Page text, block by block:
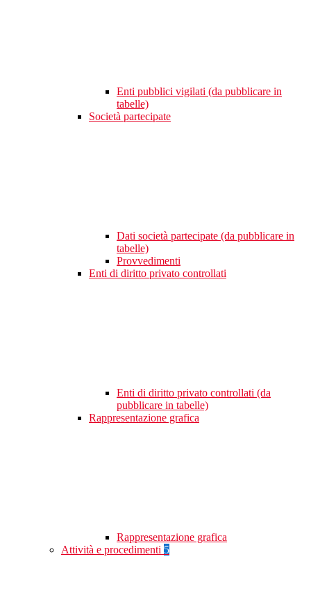
Enti pubblici vigilati (da pubblicare in
tabelle)
Società partecipate
Dati società partecipate (da pubblicare in
tabelle)
Provvedimenti
Enti di diritto privato controllati
Enti di diritto privato controllati (da
pubblicare in tabelle)
Rappresentazione grafica
Rappresentazione grafica
Attività e procedimenti 5